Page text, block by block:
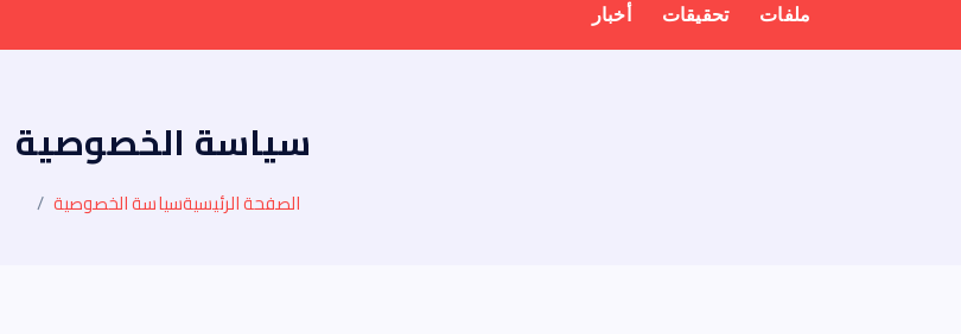
ملفات تحقيقات أخبار
سياسة الخصوصية
الصفحة الرئيسيةسياسة الخصوصية